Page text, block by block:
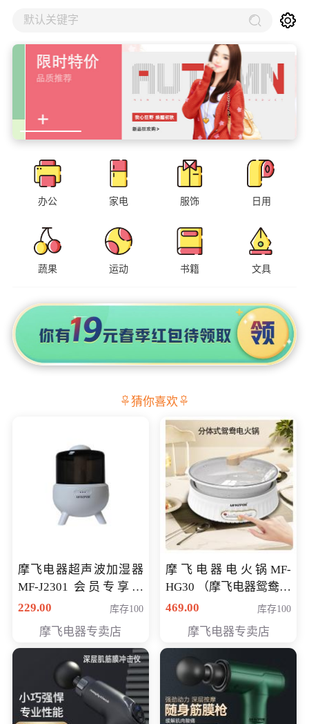
默认关键字
办公 家电 服饰 日用
蔬果 运动 书籍 文具
猜你喜欢
摩飞电器超声波加湿器
MF-J2301 会员专享价
168元
229.00 库存100
摩飞电器专卖店
摩飞电器电火锅MF-
HG30 （摩飞电器鸳鸯锅
MF-HG30 ） 会员专享价
469.00 库存100
摩飞电器专卖店